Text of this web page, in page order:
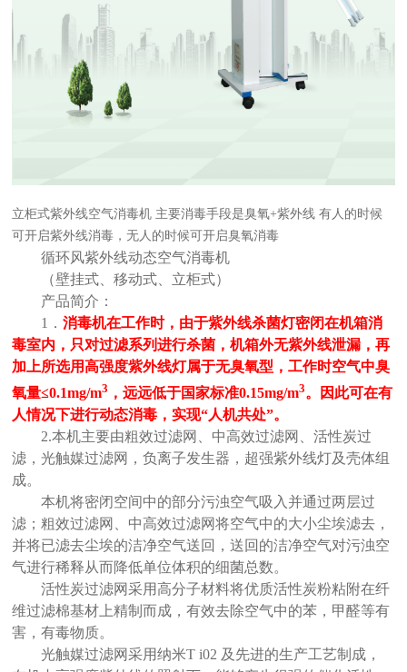
立柜式紫外线空气消毒机 主要消毒手段是臭氧+紫外线 有人的时候
可开启紫外线消毒，无人的时候可开启臭氧消毒
循环风紫外线动态空气消毒机
（壁挂式、移动式、立柜式）
产品简介：
1 ．消毒机在工作时，由于紫外线杀菌灯密闭在机箱消
毒室内，只对过滤系列进行杀菌，机箱外无紫外线泄漏，再
加上所选用高强度紫外线灯属于无臭氧型，工作时空气中臭
氧量≤0.1mg/m3 ，远远低于国家标准0.15mg/m3。因此可在有
人情况下进行动态消毒，实现“人机共处”。
2.本机主要由粗效过滤网、中高效过滤网、活性炭过
滤，光触媒过滤网，负离子发生器，超强紫外线灯及壳体组
成。
本机将密闭空间中的部分污浊空气吸入并通过两层过
滤；粗效过滤网、中高效过滤网将空气中的大小尘埃滤去，
并将已滤去尘埃的洁净空气送回，送回的洁净空气对污浊空
气进行稀释从而降低单位体积的细菌总数。
活性炭过滤网采用高分子材料将优质活性炭粉粘附在纤
维过滤棉基材上精制而成，有效去除空气中的苯，甲醛等有
害，有毒物质。
光触媒过滤网采用纳米T i02 及先进的生产工艺制成，